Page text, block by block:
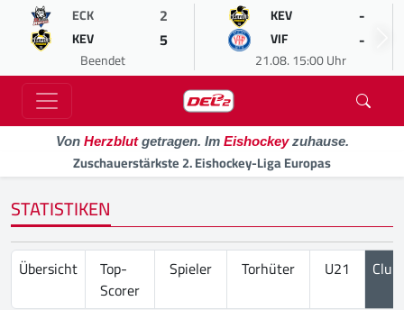
ECK 2
KEV 5
Beendet
KEV -
VIF -
21.08. 15:00 Uhr
Von Herzblutgetragen. Im Eishockeyzuhause.
Zuschauerstärkste 2. Eishockey-Liga Europas
STATISTIKEN
Übersicht
Top-
Scorer
Spieler Torhüter U21